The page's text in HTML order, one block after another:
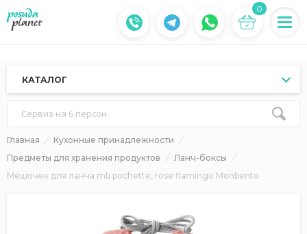
0
КАТАЛОГ
Сервиз на 6 персон
Главная
Кухонные принадлежности
Предметы для хранения продуктов
Ланч-боксы
Мешочек для ланча mb pochette, rose flamingo Monbento